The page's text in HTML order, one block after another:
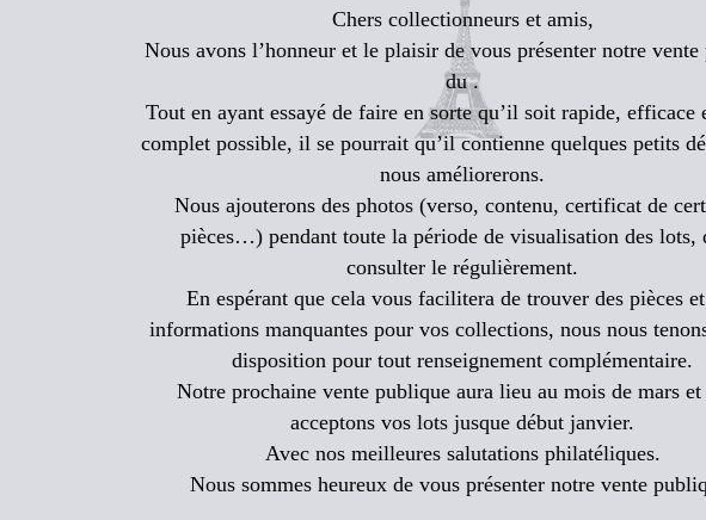
Chers collectionneurs et amis,
Nous avons l’honneur et le plaisir de vous présenter notre
du .
Tout en ayant essayé de faire en sorte qu’il soit rapide, efficace
complet possible, il se pourrait qu’il contienne quelques petits
nous améliorerons.
Nous ajouterons des photos (verso, contenu, certificat de
pièces…) pendant toute la période de visualisation des lots,
consulter le régulièrement.
En espérant que cela vous facilitera de trouver des pièces
informations manquantes pour vos collections, nous nous
disposition pour tout renseignement complémentaire.
Notre prochaine vente publique aura lieu au mois de mars et
acceptons vos lots jusque début janvier.
Avec nos meilleures salutations philatéliques.
Nous sommes heureux de vous présenter notre vente